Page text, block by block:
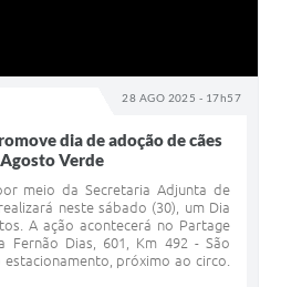
28 AGO 2025 - 17h57
dia de adoção de cães
Verde
meio da Secretaria Adjunta de
neste sábado (30), um Dia
A ação acontecerá no Partage
Fernão Dias, 601, Km 492 - São
estacionamento, próximo ao circo.